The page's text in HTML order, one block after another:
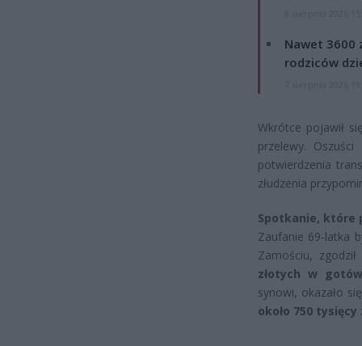
Nawet 3600
rodziców
Wkrótce pojawił
przelewy.
potwierdzenia
złudzenia
Spotkanie, które
Zaufanie 69-latka
Zamościu,
złotych w
synowi, okazało
około 750 tysięcy